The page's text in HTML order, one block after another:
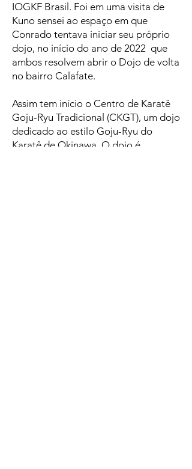
IOGKF Brasil. Foi em uma visita de
Kuno sensei ao espaço em que
Conrado tentava iniciar seu próprio
dojo, no início do ano de 2022 que
ambos resolvem abrir o Dojo de volta
no bairro Calafate.
Assim tem início o Centro de Karatê
Goju-Ryu Tradicional (CKGT), um dojo
dedicado ao estilo Goju-Ryu do
Karatê de Okinawa. O dojo é